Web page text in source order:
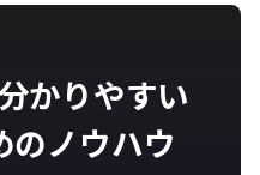
かりやすい
のノウハウ